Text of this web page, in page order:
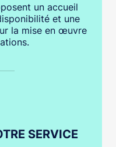
un accueil
et une
la mise en œuvre
SERVICE